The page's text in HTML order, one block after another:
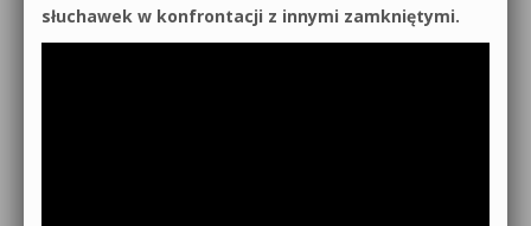
Regulamin
słuchawek w konfrontacji z innymi zamkniętymi.